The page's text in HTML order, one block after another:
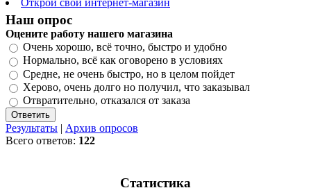
Наш опрос
Оцените работу нашего магазина
Очень хорошо, всё точно, быстро и удобно
Нормально, всё как оговорено в условиях
Средне, не очень быстро, но в целом пойдет
Херово, очень долго но получил, что заказывал
Отвратительно, отказался от заказа
Результаты | Архив опросов
Всего ответов: 122
Статистика